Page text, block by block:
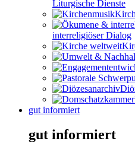
Liturgische Dienste
interreligiöser Dialog
gut informiert
gut informiert